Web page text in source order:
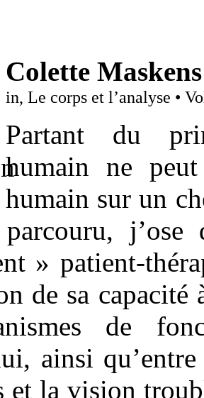
Colette Maskens
in, Le corps et l’analyse •
Partant du
humain ne
humain sur un
parcouru,
» patient-
de sa
de
ainsi
la vision